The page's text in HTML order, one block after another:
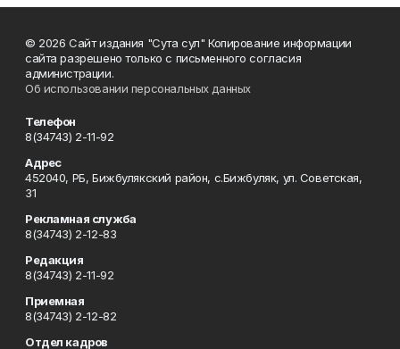
© 2026 Сайт издания "Сута сул" Копирование информации
сайта разрешено только с письменного согласия
администрации.
Об использовании персональных данных
Телефон
8(34743) 2-11-92
Адрес
452040, РБ, Бижбулякский район, с.Бижбуляк, ул. Советская,
31
Рекламная служба
8(34743) 2-12-83
Редакция
8(34743) 2-11-92
Приемная
8(34743) 2-12-82
Отдел кадров